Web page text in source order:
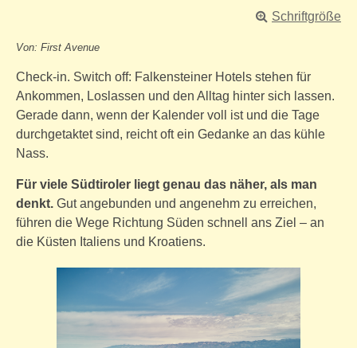
Schriftgröße
Von: First Avenue
Check-in. Switch off: Falkensteiner Hotels stehen für
Ankommen, Loslassen und den Alltag hinter sich lassen.
Gerade dann, wenn der Kalender voll ist und die Tage
durchgetaktet sind, reicht oft ein Gedanke an das kühle
Nass.
Für viele Südtiroler liegt genau das näher, als man
denkt. Gut angebunden und angenehm zu erreichen,
führen die Wege Richtung Süden schnell ans Ziel – an
die Küsten Italiens und Kroatiens.